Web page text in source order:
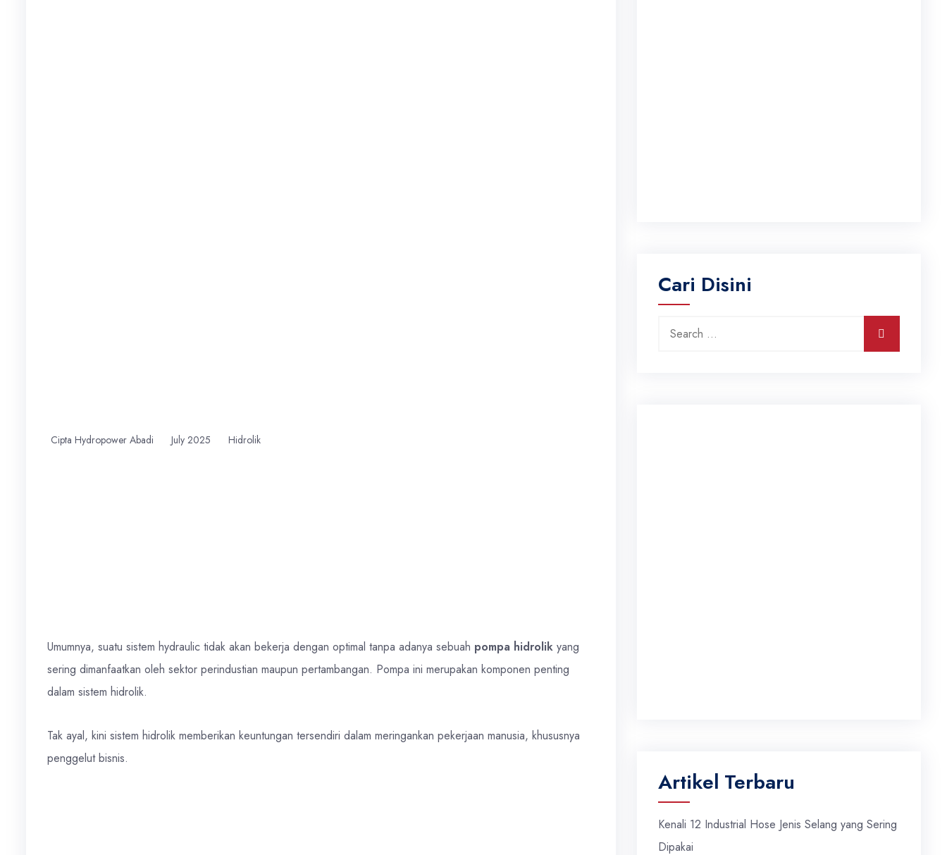
Cipta Hydropower Abadi July 2025 Hidrolik
Umumnya, suatu sistem hydraulic tidak akan bekerja dengan optimal tanpa adanya sebuah pompa hidrolik yang
sering dimanfaatkan oleh sektor perindustian maupun pertambangan. Pompa ini merupakan komponen penting
dalam sistem hidrolik.
Tak ayal, kini sistem hidrolik memberikan keuntungan tersendiri dalam meringankan pekerjaan manusia, khususnya
penggelut bisnis.
Cari Disini
Search for:
Artikel Terbaru
Kenali 12 Industrial Hose Jenis Selang yang Sering
Dipakai